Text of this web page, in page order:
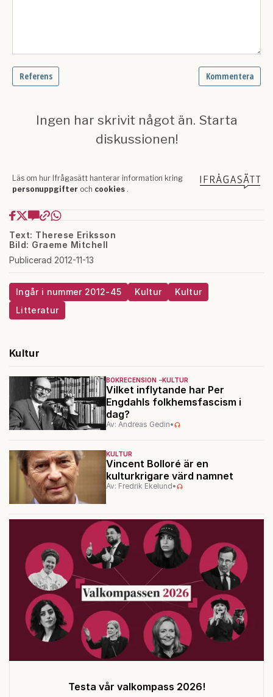
Text: Therese Eriksson
Bild: Graeme Mitchell
Publicerad 2012-11-13
Ingår i nummer 2012-45 Kultur
Kultur
Litteratur
Kultur
BOKRECENSION KULTUR
Vilket inflytande har Per
Engdahls folkhemsfascism i
dag?
Av: Andreas Gedin•
KULTUR
Vincent Bolloré är en
kulturkrigare värd namnet
Av: Fredrik Ekelund•
Testa vår valkompass 2026!